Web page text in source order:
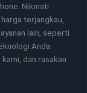
Nikmati
terjangkau,
lain, seperti
Anda.
dan rasakan